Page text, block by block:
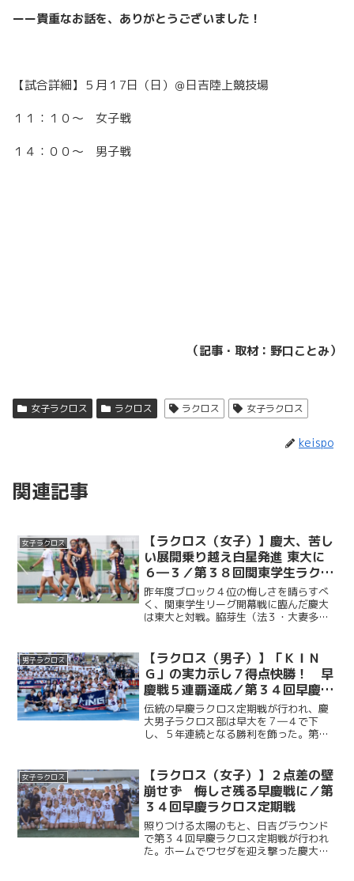
ーー貴重なお話を、ありがとうございました！
【試合詳細】５月１7日（日）＠日吉陸上競技場
１１：１０〜 女子戦
１４：００〜 男子戦
（記事・取材：野口ことみ）
女子ラクロス ラクロス ラクロス 女子ラクロス
keispo
関連記事
女子ラクロス
【ラクロス（女子）】慶大、苦し
い展開乗り越え白星発進 東大に
６―３／第３８回関東学生ラクロ
スリーグ第１戦vs東大
昨年度ブロック４位の悔しさを晴らすべ
く、関東学生リーグ開幕戦に臨んだ慶大
は東大と対戦。脇芽生（法３・大妻多
女子）も続き、前半を３―１で折り返
す。後半には一時３―３の同点...
男子ラクロス
【ラクロス（男子）】「ＫＩＮ
Ｇ」の実力示し７得点快勝！ 早
慶戦５連覇達成／第３４回早慶ラ
クロス定期戦
伝統の早慶ラクロス定期戦が行われ、慶
大男子ラクロス部は早大を７―４で下
し、５年連続となる勝利を飾った。第１Q
のゴールでリードを奪うと、MF・福田崇
斗（商３・本郷）や主...
女子ラクロス
【ラクロス（女子）】２点差の壁
崩せず 悔しさ残る早慶戦に／第
３４回早慶ラクロス定期戦
照りつける太陽のもと、日吉グラウンド
で第３４回早慶ラクロス定期戦が行われ
た。ホームでワセダを迎え撃った慶大